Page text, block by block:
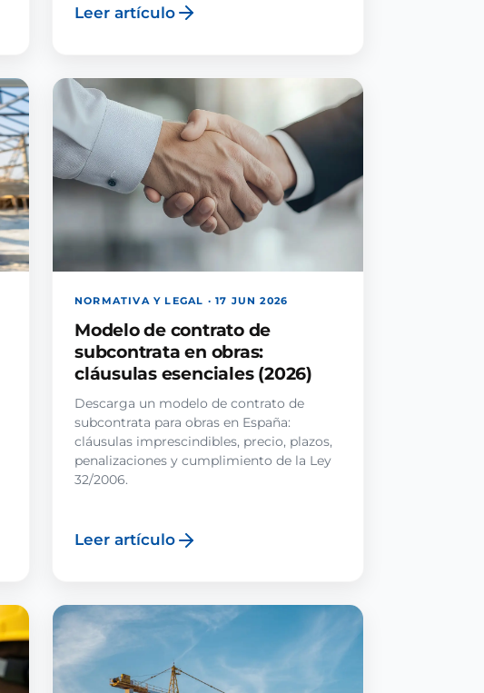
Leer artículo
NORMATIVA Y LEGAL · 17 JUN 2026
Modelo de contrato de
subcontrata en obras:
cláusulas esenciales (2026)
Descarga un modelo de contrato de
subcontrata para obras en España:
cláusulas imprescindibles, precio, plazos,
penalizaciones y cumplimiento de la Ley
32/2006.
Leer artículo